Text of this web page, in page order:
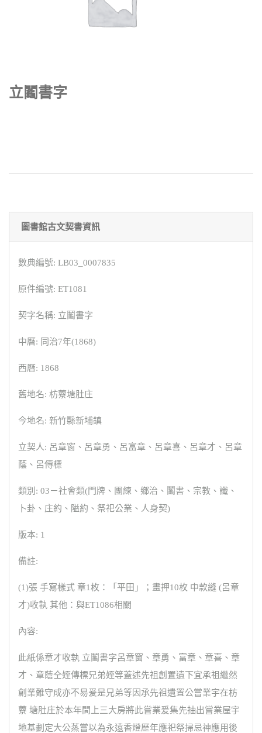
立鬮書字
圖書館古文契書資訊
數典編號: LB03_0007835
原件編號: ET1081
契字名稱: 立鬮書字
中曆: 同治7年(1868)
西曆: 1868
舊地名: 枋藔塘肚庄
今地名: 新竹縣新埔鎮
立契人: 呂章窗、呂章勇、呂富章、呂章喜、呂章才、呂章
蔭、呂傳標
類別: 03－社會類(門牌、團練、鄉治、鬮書、宗教、讖、
卜卦、庄約、隘約、祭祀公業、人身契)
版本: 1
備註:
(1)張 手寫樣式 章1枚：「平田」；畫押10枚 中款縫 (呂章
才)收執 其他：與ET1086相關
內容:
此紙係章才收執 立鬮書字呂章窗、章勇、富章、章喜、章
才、章蔭仝姪傳標兄弟姪等蓋述先祖創置遺下宜承祖繼然
創業難守成亦不易爰是兄弟等因承先祖遺置公嘗業宇在枋
藔 塘肚庄於本年間上三大房將此嘗業爰集先抽出嘗業屋宇
地基劃定大公蒸嘗以為永遠香燈歷年應祀祭掃忌神應用後